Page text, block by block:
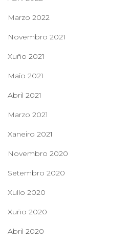
Marzo 2022
Novembro 2021
Xuño 2021
Maio 2021
Abril 2021
Marzo 2021
Xaneiro 2021
Novembro 2020
Setembro 2020
Xullo 2020
Xuño 2020
Abril 2020